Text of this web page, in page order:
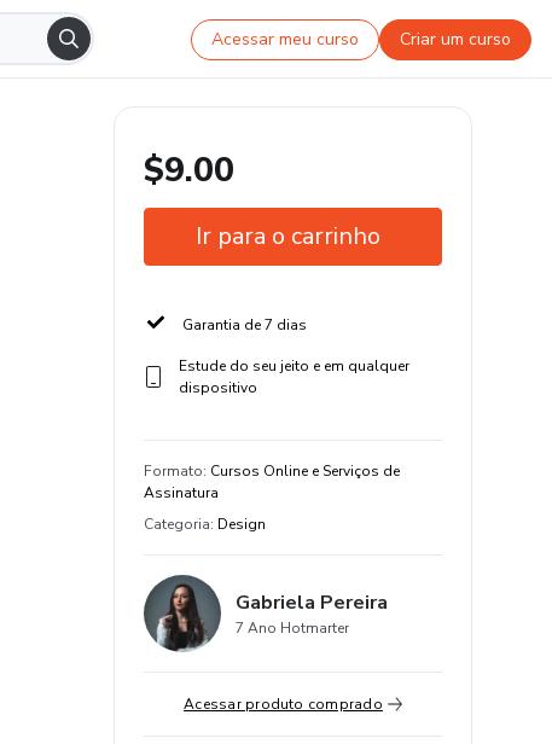
Acessar meu curso Criar um curso
$9.00
Ir para o carrinho
Garantia de 7 dias
Estude do seu jeito e em qualquer
dispositivo
Formato: Cursos Online e Serviços de
Assinatura
Categoria: Design
Gabriela Pereira
7 Ano Hotmarter
Acessar produto comprado